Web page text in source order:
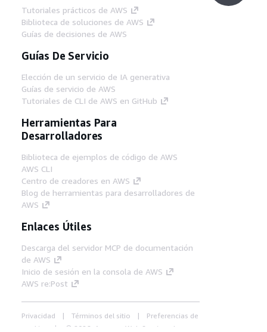
Tutoriales prácticos de AWS
Biblioteca de soluciones de AWS
Guías de decisiones de AWS
Guías De Servicio
Elección de un servicio de IA generativa
Guías de servicio de AWS
Tutoriales de CLI de AWS en GitHub
Herramientas Para
Desarrolladores
Biblioteca de ejemplos de código de AWS
AWS CLI
Centro de creadores en AWS
Blog de herramientas para desarrolladores de
AWS
Enlaces Útiles
Descarga del servidor MCP de documentación
de AWS
Inicio de sesión en la consola de AWS
AWS re:Post
Privacidad Términos del sitio
Preferencias de
cookies
© 2026, Amazon Web Services, Inc o